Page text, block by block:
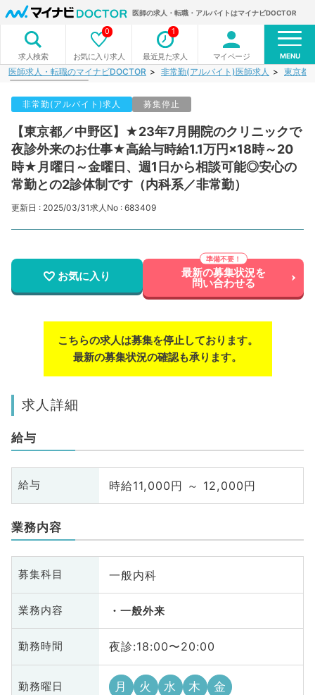
医師の求人・転職・アルバイトはマイナビDOCTOR
求人検索 お気に入り求人
0
最近見た求人
1
マイページ MENU
医師求人・転職のマイナビDOCTOR 非常勤(アルバイト)医師求人 東京都
非常勤(アルバイト)求人 募集停止
【東京都／中野区】★23年7月開院のクリニックで
夜診外来のお仕事★高給与時給1.1万円×18時～20
時★月曜日～金曜日、週1日から相談可能◎安心の
常勤との2診体制です（内科系／非常勤）
更新日 : 2025/03/31求人No : 683409
お気に入り 最新の募集状況を
問い合わせる
こちらの求人は募集を停止しております。
最新の募集状況の確認も承ります。
求人詳細
給与
給与 時給11,000円 ～ 12,000円
業務内容
募集科目 一般内科
業務内容 一般外来
勤務時間 夜診:18:00〜20:00
勤務曜日 月 火 水 木 金